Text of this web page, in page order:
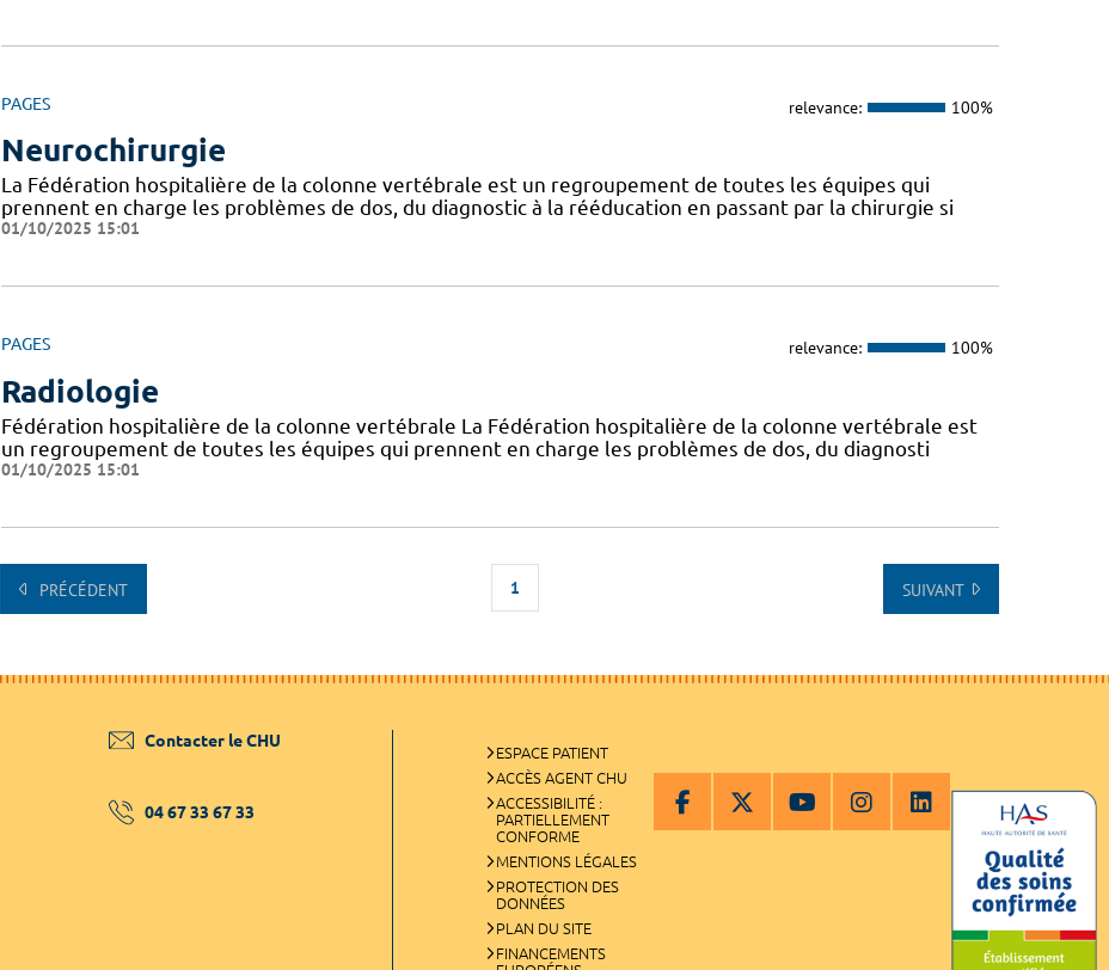
PAGES relevance: 100%
Neurochirurgie
La Fédération hospitalière de la colonne vertébrale est un regroupement de toutes les équipes qui
prennent en charge les problèmes de dos, du diagnostic à la rééducation en passant par la chirurgie si
01/10/2025 15:01
PAGES relevance: 100%
Radiologie
Fédération hospitalière de la colonne vertébrale La Fédération hospitalière de la colonne vertébrale est
un regroupement de toutes les équipes qui prennent en charge les problèmes de dos, du diagnosti
01/10/2025 15:01
PRÉCÉDENT 1 SUIVANT
Contacter le CHU
04 67 33 67 33
ESPACE PATIENT
ACCÈS AGENT CHU
ACCESSIBILITÉ :
PARTIELLEMENT
CONFORME
MENTIONS LÉGALES
PROTECTION DES
DONNÉES
PLAN DU SITE
FINANCEMENTS